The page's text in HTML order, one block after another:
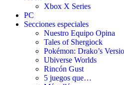
Xbox X Series
PC
Secciones especiales
Nuestro Equipo Opina
Tales of Shergiock
Pokémon: Drako’s
Ubiverse Worlds
Rincón Gust
5 juegos que…